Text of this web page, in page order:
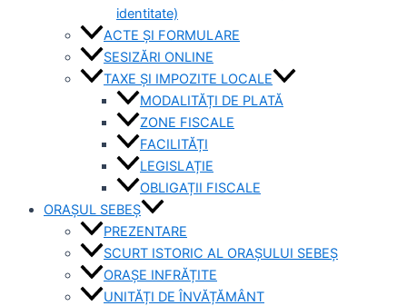
identitate)
ACTE ȘI FORMULARE
SESIZĂRI ONLINE
TAXE ȘI IMPOZITE LOCALE
MODALITĂȚI DE PLATĂ
ZONE FISCALE
FACILITĂȚI
LEGISLAȚIE
OBLIGAȚII FISCALE
ORAȘUL SEBEȘ
PREZENTARE
SCURT ISTORIC AL ORAȘULUI SEBEȘ
ORAȘE INFRĂȚITE
UNITĂȚI DE ÎNVĂȚĂMÂNT